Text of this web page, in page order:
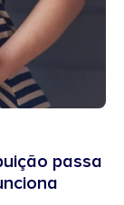
passa